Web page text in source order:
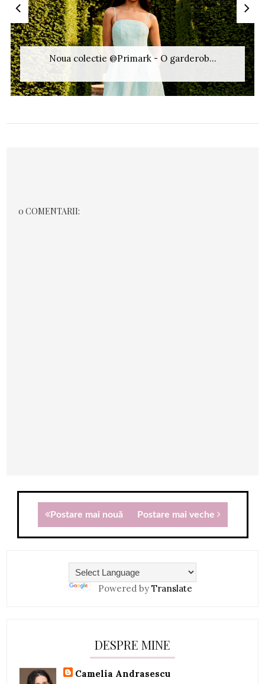
Noua colectie @Primark - O garderob...
0 COMENTARII:
Postare mai nouă Postare mai veche
Powered by Translate
DESPRE MINE
Camelia Andrasescu